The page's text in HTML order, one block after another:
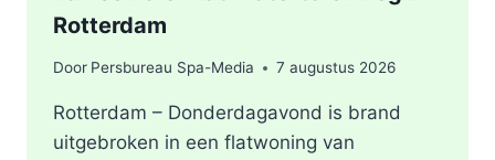
Rotterdam
Door Persbureau Spa-Media 7 augustus 2026
Rotterdam – Donderdagavond is brand
uitgebroken in een flatwoning van